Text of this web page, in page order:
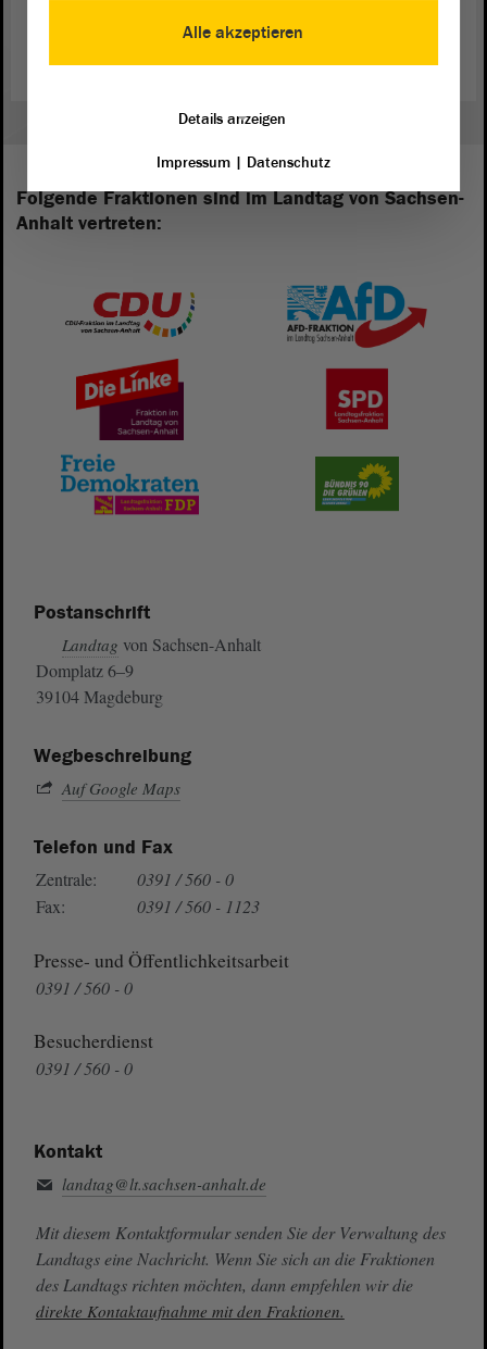
Folgende Fraktionen sind im Landtag von Sachsen-
Anhalt vertreten:
Postanschrift
Landtag von Sachsen-Anhalt
Domplatz 6–9
39104 Magdeburg
Wegbeschreibung
Auf Google Maps
Telefon und Fax
Zentrale:
0391 / 560 - 0
Fax:
0391 / 560 - 1123
Presse- und Öffentlichkeitsarbeit
0391 / 560 - 0
Besucherdienst
0391 / 560 - 0
Kontakt
landtag@lt.sachsen-anhalt.de
Mit diesem Kontaktformular senden Sie der Verwaltung des
Landtags eine Nachricht. Wenn Sie sich an die Fraktionen
des Landtags richten möchten, dann empfehlen wir die
direkte Kontaktaufnahme mit den Fraktionen.
Alle akzeptieren
Details anzeigen
Impressum| Datenschutz